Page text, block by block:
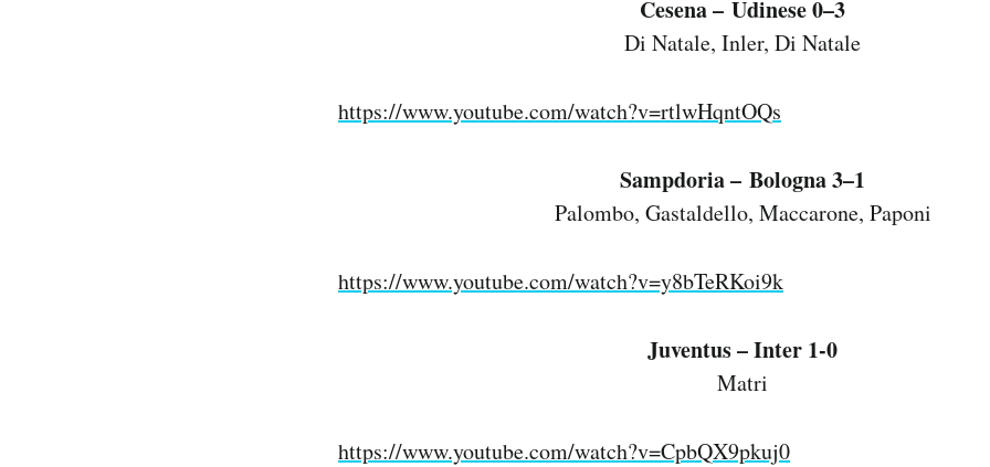
Cesena – Udinese 0–3
Di Natale, Inler, Di Natale
https://www.youtube.com/watch?v=rtlwHqntOQs
Sampdoria – Bologna 3–1
Palombo, Gastaldello, Maccarone, Paponi
https://www.youtube.com/watch?v=y8bTeRKoi9k
Juventus – Inter 1-0
Matri
https://www.youtube.com/watch?v=CpbQX9pkuj0